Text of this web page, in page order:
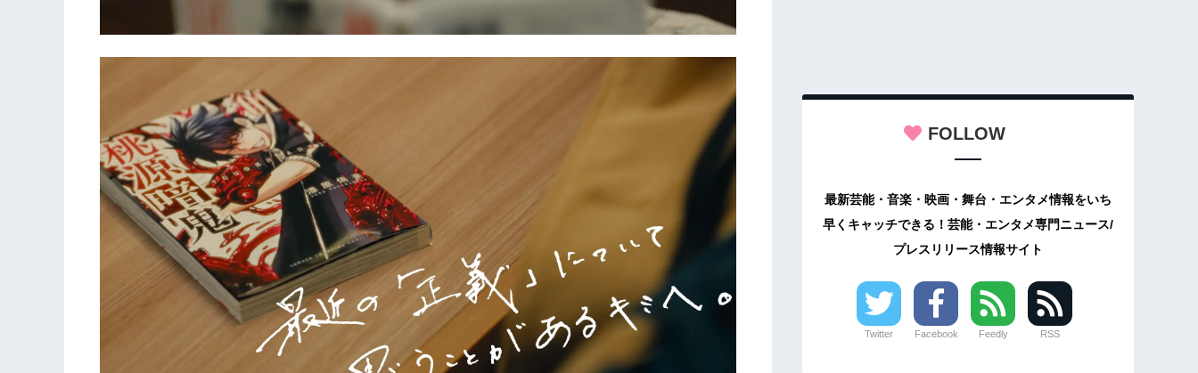
FOLLOW
最新芸能・音楽・映画・舞台・エンタメ情報をいち
早くキャッチできる！芸能・エンタメ専門ニュース/
プレスリリース情報サイト
Twitter Facebook Feedly RSS